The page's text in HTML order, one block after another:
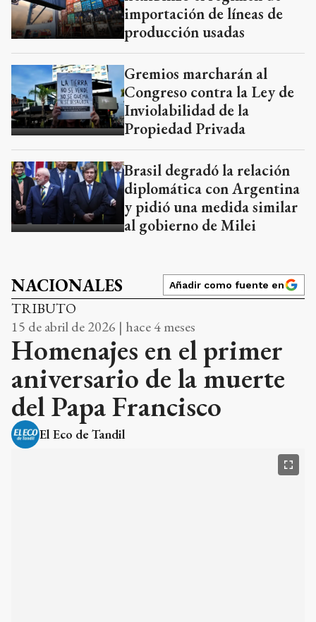
importación de líneas de
producción usadas
Gremios marcharán al
Congreso contra la Ley de
Inviolabilidad de la
Propiedad Privada
Brasil degradó la relación
diplomática con Argentina
y pidió una medida similar
al gobierno de Milei
NACIONALES Añadir como fuente en
TRIBUTO
15 de abril de 2026 | hace 4 meses
Homenajes en el primer
aniversario de la muerte
del Papa Francisco
El Eco de Tandil